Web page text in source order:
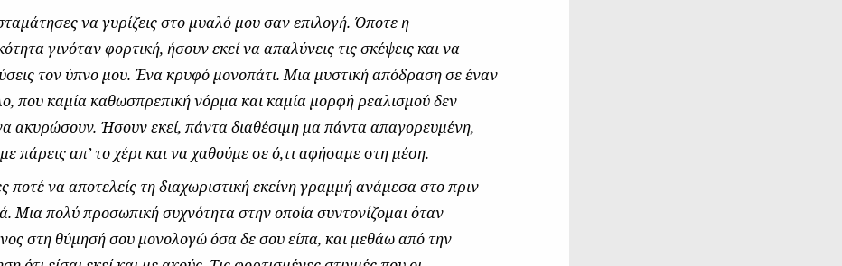
να γυρίζεις στο μυαλό μου σαν επιλογή. Όποτε η
γινόταν φορτική, ήσουν εκεί να απαλύνεις τις σκέψεις και να
τον ύπνο μου. Ένα κρυφό μονοπάτι. Μια μυστική απόδραση σε έναν
που καμία καθωσπρεπική νόρμα και καμία μορφή ρεαλισμού δεν
ακυρώσουν. Ήσουν εκεί, πάντα διαθέσιμη μα πάντα απαγορευμένη,
πάρεις απ’ το χέρι και να χαθούμε σε ό,τι αφήσαμε στη μέση.
ποτέ να αποτελείς τη διαχωριστική εκείνη γραμμή ανάμεσα στο πριν
Μια πολύ προσωπική συχνότητα στην οποία συντονίζομαι όταν
στη θύμησή σου μονολογώ όσα δε σου είπα, και μεθάω από την